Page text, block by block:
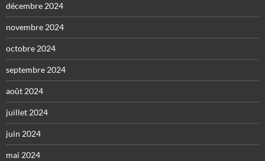
décembre 2024
novembre 2024
octobre 2024
septembre 2024
août 2024
juillet 2024
juin 2024
mai 2024